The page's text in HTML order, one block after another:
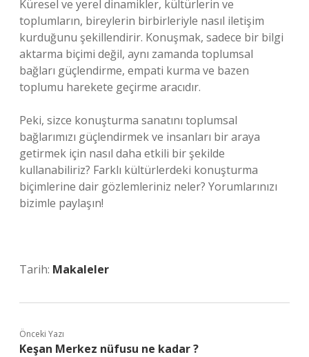
Küresel ve yerel dinamikler, kültürlerin ve
toplumların, bireylerin birbirleriyle nasıl iletişim
kurduğunu şekillendirir. Konuşmak, sadece bir bilgi
aktarma biçimi değil, aynı zamanda toplumsal
bağları güçlendirme, empati kurma ve bazen
toplumu harekete geçirme aracıdır.
Peki, sizce konuşturma sanatını toplumsal
bağlarımızı güçlendirmek ve insanları bir araya
getirmek için nasıl daha etkili bir şekilde
kullanabiliriz? Farklı kültürlerdeki konuşturma
biçimlerine dair gözlemleriniz neler? Yorumlarınızı
bizimle paylaşın!
Tarih: Makaleler
Önceki Yazı
Keşan Merkez nüfusu ne kadar ?